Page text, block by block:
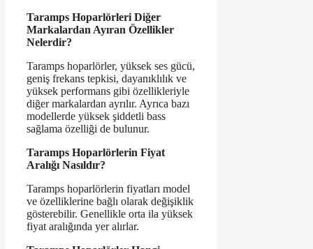
Taramps Hoparlörleri Diğer
Markalardan Ayıran Özellikler
Nelerdir?
Taramps hoparlörler, yüksek ses gücü,
geniş frekans tepkisi, dayanıklılık ve
yüksek performans gibi özellikleriyle
diğer markalardan ayrılır. Ayrıca bazı
modellerde yüksek şiddetli bass
sağlama özelliği de bulunur.
Taramps Hoparlörlerin Fiyat
Aralığı Nasıldır?
Taramps hoparlörlerin fiyatları model
ve özelliklerine bağlı olarak değişiklik
gösterebilir. Genellikle orta ila yüksek
fiyat aralığında yer alırlar.